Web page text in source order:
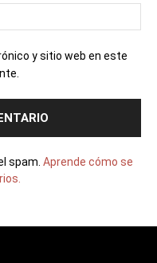
y sitio web en este
spam. Aprende cómo se